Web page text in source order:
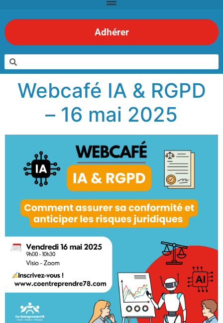
Adhérer
Webcafé IA & RGPD
– 16 mai 2025